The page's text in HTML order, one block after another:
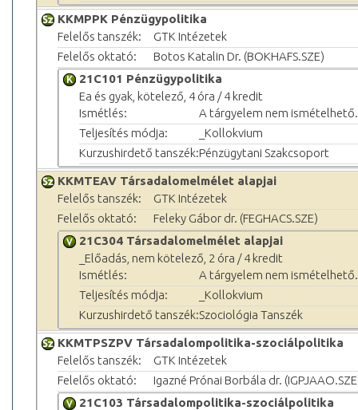
KKMPPK Pénzügypolitika
Felelős tanszék:
GTK Intézetek
Felelős oktató:
Botos Katalin Dr. (BOKHAFS.SZE)
21C101 Pénzügypolitika
Ea és gyak, kötelező, 4 óra / 4 kredit
Ismétlés:
A tárgyelem nem ismételhető.
Teljesítés módja:
_Kollokvium
Kurzushirdető tanszék:Pénzügytani Szakcsoport
KKMTEAV Társadalomelmélet alapjai
Felelős tanszék:
GTK Intézetek
Felelős oktató:
Feleky Gábor dr. (FEGHACS.SZE)
21C304 Társadalomelmélet alapjai
_Előadás, nem kötelező, 2 óra / 4 kredit
Ismétlés:
A tárgyelem nem ismételhető.
Teljesítés módja:
_Kollokvium
Kurzushirdető tanszék:Szociológia Tanszék
KKMTPSZPV Társadalompolitika-szociálpolitika
Felelős tanszék:
GTK Intézetek
Felelős oktató:
Igazné Prónai Borbála dr.
21C103 Társadalompolitika-szociálpolitika